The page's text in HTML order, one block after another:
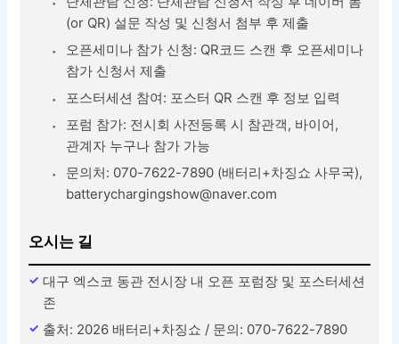
(or QR) 설문 작성 및 신청서 첨부 후 제출
오픈세미나 참가 신청: QR코드 스캔 후 오픈세미나
참가 신청서 제출
포스터세션 참여: 포스터 QR 스캔 후 정보 입력
포럼 참가: 전시회 사전등록 시 참관객, 바이어,
관계자 누구나 참가 가능
문의처: 070-7622-7890 (배터리+차징쇼 사무국),
batterychargingshow@naver.com
오시는 길
대구 엑스코 동관 전시장 내 오픈 포럼장 및 포스터세션
존
출처: 2026 배터리+차징쇼 / 문의: 070-7622-7890